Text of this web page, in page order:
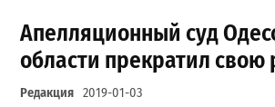
Апелляционный суд
области прекратил свою
Редакция 2019-01-03